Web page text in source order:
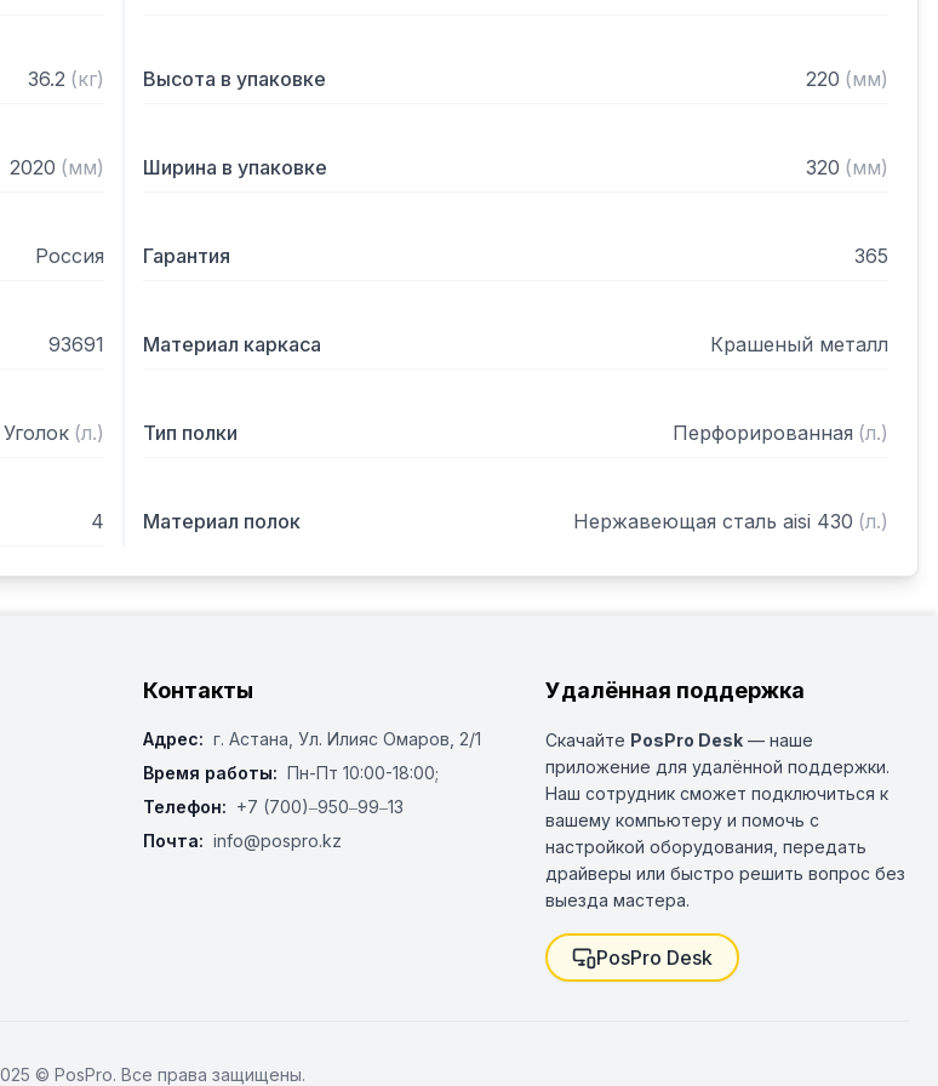
36.2 (кг) Высота в упаковке 220 (мм)
2020 (мм) Ширина в упаковке 320 (мм)
Россия Гарантия 365
93691 Материал каркаса Крашеный металл
Уголок (л.) Тип полки Перфорированная (л.)
4 Материал полок Нержавеющая сталь aisi 430 (л.)
Контакты
Адрес: г. Астана, ​Ул. Илияс Омаров, 2/1
Время работы: Пн-Пт 10:00-18:00;
Телефон: +7 (700)‒950‒99‒13
Почта: info@pospro.kz
Удалённая поддержка
Скачайте PosPro Desk — наше
приложение для удалённой поддержки.
Наш сотрудник сможет подключиться к
вашему компьютеру и помочь с
настройкой оборудования, передать
драйверы или быстро решить вопрос без
выезда мастера.
PosPro Desk
© PosPro. Все права защищены.